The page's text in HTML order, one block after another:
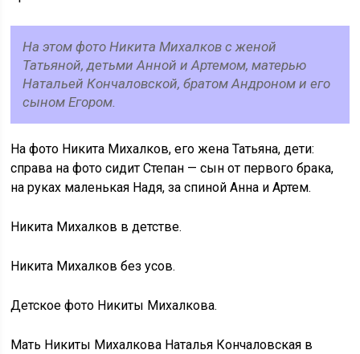
На этом фото Никита Михалков с женой
Татьяной, детьми Анной и Артемом, матерью
Натальей Кончаловской, братом Андроном и его
сыном Егором.
На фото Никита Михалков, его жена Татьяна, дети:
справа на фото сидит Степан — сын от первого брака,
на руках маленькая Надя, за спиной Анна и Артем.
Никита Михалков в детстве.
Никита Михалков без усов.
Детское фото Никиты Михалкова.
Мать Никиты Михалкова Наталья Кончаловская в